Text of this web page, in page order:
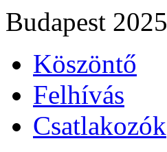
Budapest 2025
Köszöntő
Felhívás
Csatlakozók